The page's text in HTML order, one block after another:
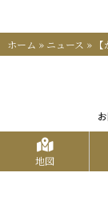
ホーム » ニュース »
地図